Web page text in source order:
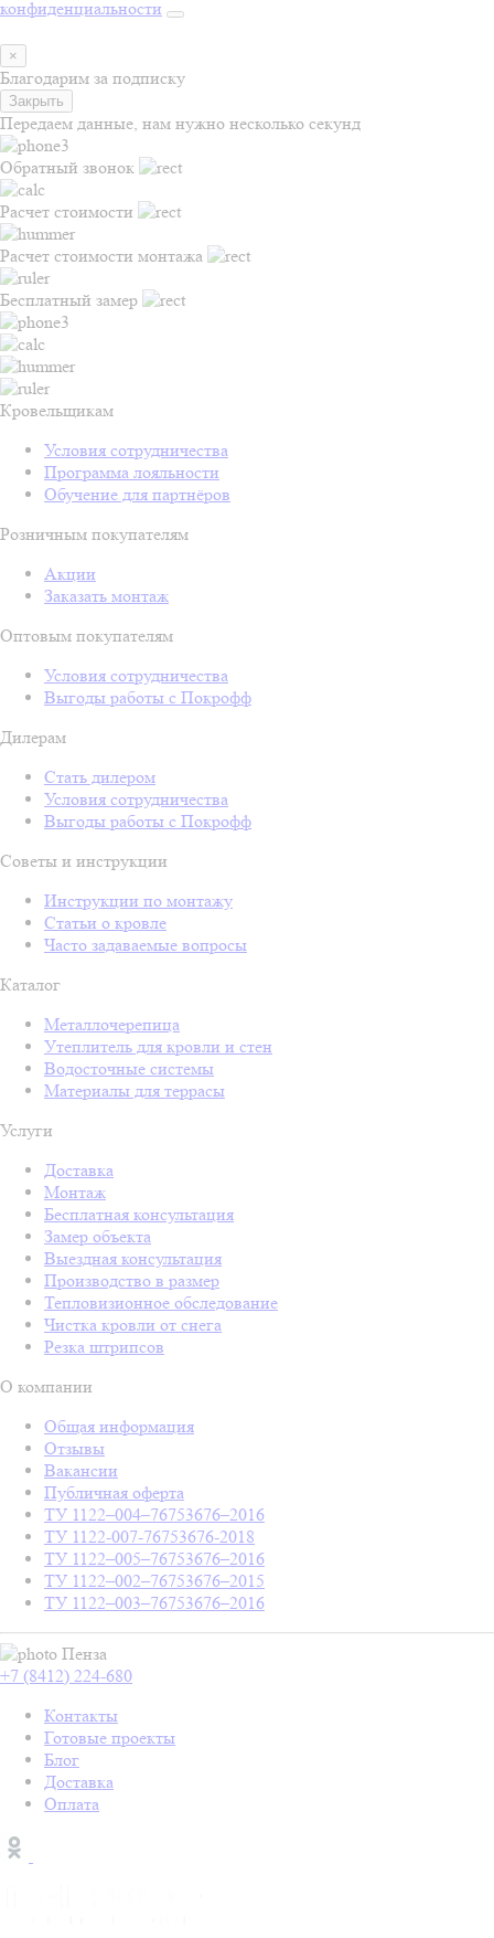
конфиденциальности
×
Благодарим за подписку
Закрыть
Передаем данные, нам нужно несколько секунд
Обратный звонок
Расчет стоимости
Расчет стоимости монтажа
Бесплатный замер
Кровельщикам
Условия сотрудничества
Программа лояльности
Обучение для партнёров
Розничным покупателям
Акции
Заказать монтаж
Оптовым покупателям
Условия сотрудничества
Выгоды работы с Покрофф
Дилерам
Стать дилером
Условия сотрудничества
Выгоды работы с Покрофф
Советы и инструкции
Инструкции по монтажу
Статьи о кровле
Часто задаваемые вопросы
Каталог
Металлочерепица
Утеплитель для кровли и стен
Водосточные системы
Материалы для террасы
Услуги
Доставка
Монтаж
Бесплатная консультация
Замер объекта
Выездная консультация
Производство в размер
Тепловизионное обследование
Чистка кровли от снега
Резка штрипсов
О компании
Общая информация
Отзывы
Вакансии
Публичная оферта
ТУ 1122–004–76753676–2016
ТУ 1122-007-76753676-2018
ТУ 1122–005–76753676–2016
ТУ 1122–002–76753676–2015
ТУ 1122–003–76753676–2016
Пенза
+7 (8412) 224-680
Контакты
Готовые проекты
Блог
Доставка
Оплата